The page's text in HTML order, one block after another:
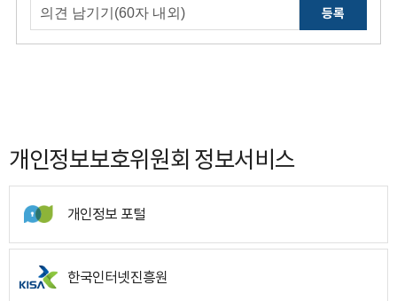
등록
개인정보보호위원회 정보서비스
개인정보 포털
한국인터넷진흥원